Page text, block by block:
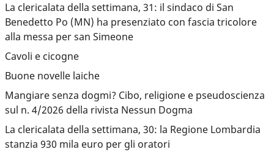
La clericalata della settimana, 31: il sindaco di San
Benedetto Po (MN) ha presenziato con fascia tricolore
alla messa per san Simeone
Cavoli e cicogne
Buone novelle laiche
Mangiare senza dogmi? Cibo, religione e pseudoscienza
sul n. 4/2026 della rivista Nessun Dogma
La clericalata della settimana, 30: la Regione Lombardia
stanzia 930 mila euro per gli oratori